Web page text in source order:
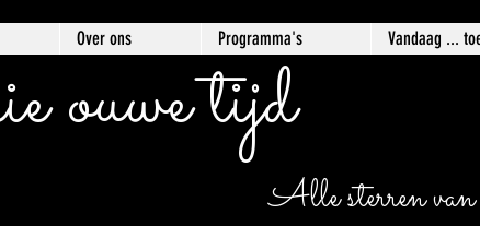
Over ons Programma's Vandaag ...
ouwe tijd
Alle sterren van